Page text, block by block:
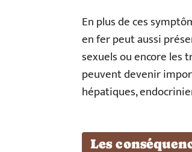
En plus de ces
en fer peut aussi
sexuels ou encore les
peuvent devenir
hépatiques,
Les